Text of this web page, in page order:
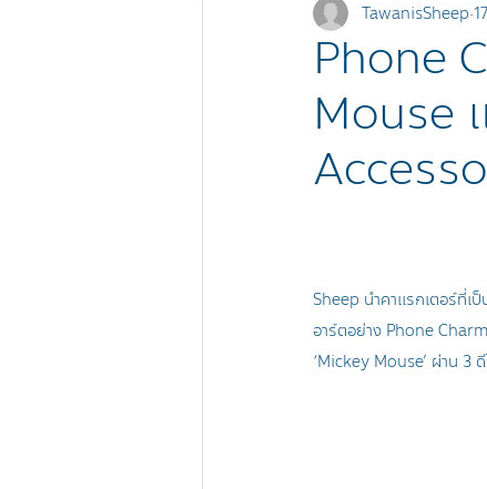
MOMOREI Monchhichi
POKÉMON SHEEP Events
Phone
Mouse
TawanisSheep
Sheep นำคาแรกเตอร์ที่เ
อาร์ตอย่าง Phone
‘Mickey Mouse’ ผ่าน 3